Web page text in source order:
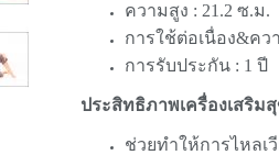
ความสูง : 21.2 ซ.ม.
การใช้ต่อเนื่อง&คว
การรับประกัน : 1 ปี
ประสิทธิภาพเครื่องเสริม
ช่วยทำให้การไหล